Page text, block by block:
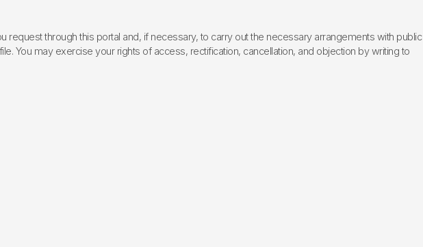
through this portal and, if necessary, to carry out the necessary arrangements with public
You may exercise your rights of access, rectification, cancellation, and objection by writing to